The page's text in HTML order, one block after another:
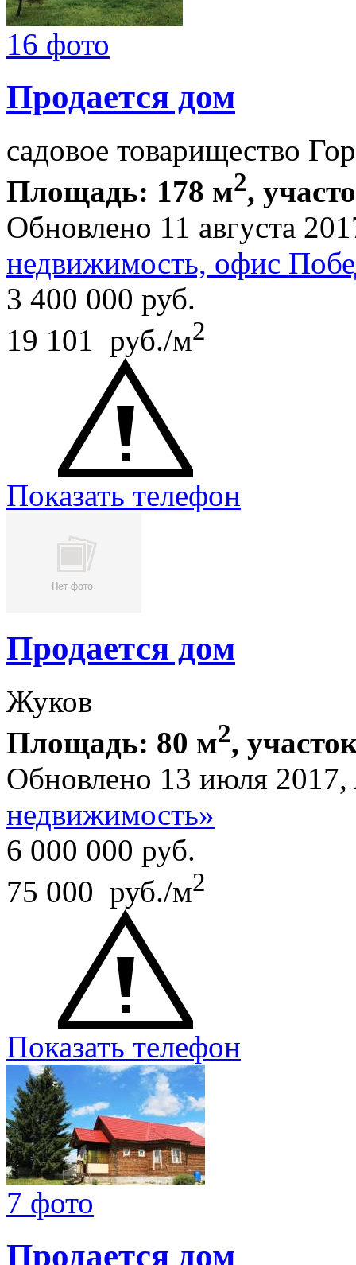
16 фото
Продается дом
садовое товарищество
Площадь: 178 м2,
Обновлено 11 августа
недвижимость, офис
3 400 000 руб.
19 101 руб./м2
Показать телефон
Продается дом
Жуков
Площадь: 80 м2,
Обновлено 13 июля 2017,
недвижимость»
6 000 000 руб.
75 000 руб./м2
Показать телефон
7 фото
Продается дом